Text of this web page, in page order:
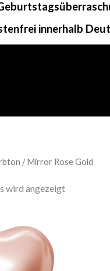
innerhalb
/ Mirror Rose Gold
wird angezeigt